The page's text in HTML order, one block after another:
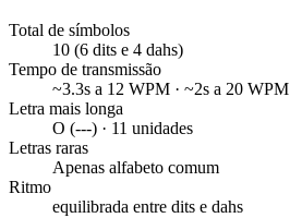
Total de símbolos
10 (6 dits e 4 dahs)
Tempo de transmissão
~3.3s a 12 WPM · ~2s a 20 WPM
Letra mais longa
O (---) · 11 unidades
Letras raras
Apenas alfabeto comum
Ritmo
equilibrada entre dits e dahs